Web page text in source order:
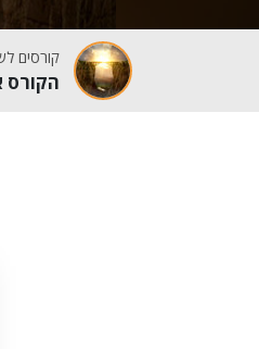
קורסים
הקורס